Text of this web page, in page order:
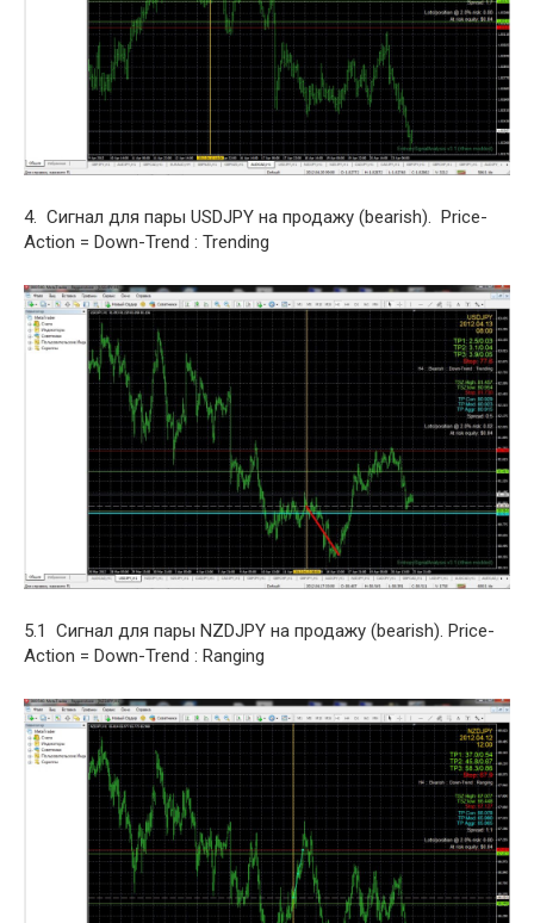
4. Сигнал для пары USDJPY на продажу (bearish). Price-
Action = Down-Trend : Trending
5.1 Сигнал для пары NZDJPY на продажу (bearish). Price-
Action = Down-Trend : Ranging